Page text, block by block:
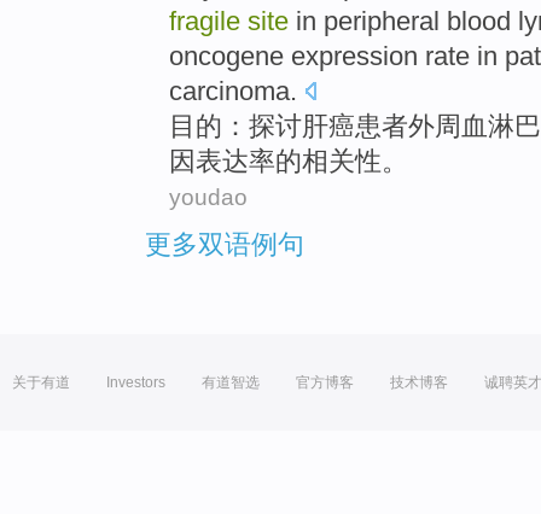
fragile site in peripheral blood
oncogene expression rate in
carcinoma.
目的 ： 探讨肝癌患者外周血淋
因表达率的相关性。
youdao
更多双语例句
关于有道 Investors 有道智选 官方博客 技术博客 诚聘英才